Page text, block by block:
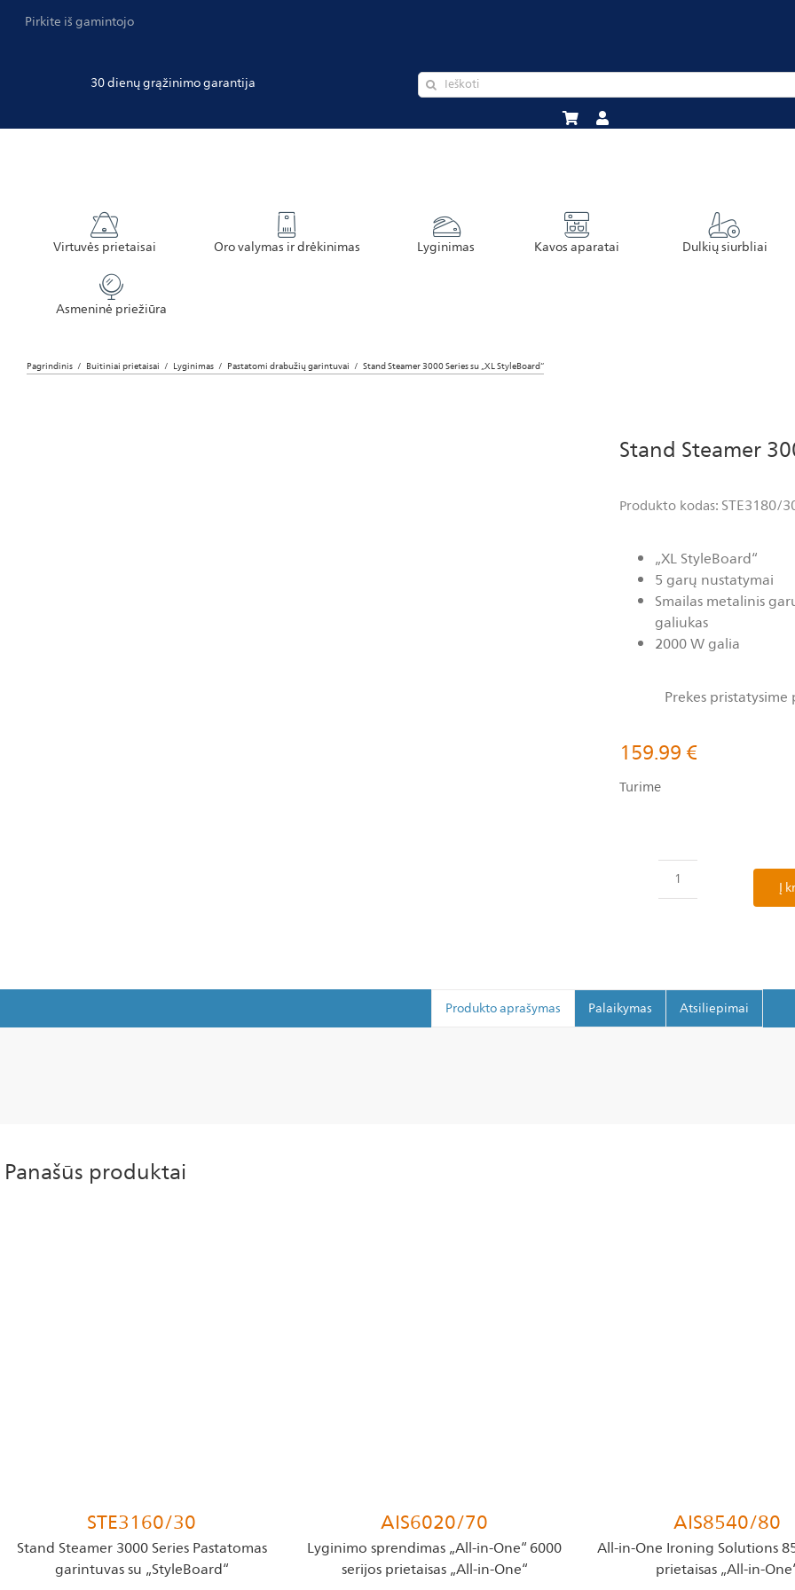
Pirkite iš gamintojo
30 dienų grąžinimo garantija
Virtuvės prietaisai Oro valymas ir drėkinimas Lyginimas Kavos aparatai Dulkių siurbliai
Asmeninė priežiūra
Pagrindinis Buitiniai prietaisai Lyginimas Pastatomi drabužių garintuvai Stand Steamer 3000 Series su „XL StyleBoard“
Stand Steamer
Produkto kodas: STE3180/
„XL StyleBoard“
5 garų nustatymai
Smailas metalinis
galiukas
2000 W galia
Prekes
159.99€
Turime
Į
Produkto aprašymas Palaikymas Atsiliepimai
Panašūs produktai
STE3160/30
Stand Steamer 3000 Series Pastatomas
garintuvas su „StyleBoard“
AIS6020/70
Lyginimo sprendimas „All-in-One“ 6000
serijos prietaisas „All-in-One“
AIS8540/80
All-in-One Ironing Solutions
prietaisas „All-in-